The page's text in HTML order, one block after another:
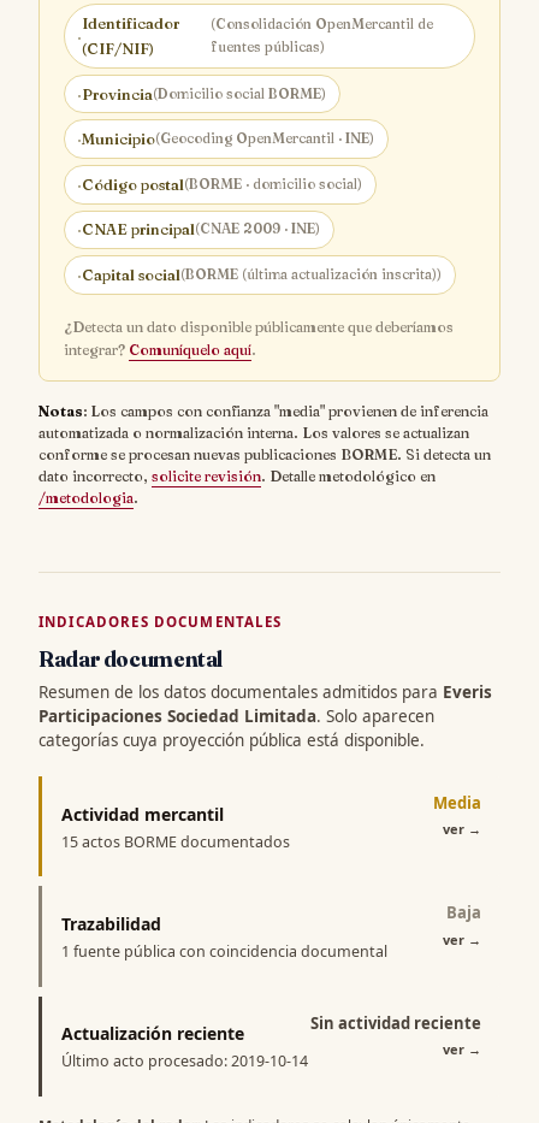
·
Identificador
(CIF/NIF)
(Consolidación OpenMercantil de
fuentes públicas)
·Provincia(Domicilio social BORME)
·Municipio(Geocoding OpenMercantil · INE)
·Código postal(BORME · domicilio social)
·CNAE principal(CNAE 2009 · INE)
·Capital social(BORME (última actualización inscrita))
¿Detecta un dato disponible públicamente que deberíamos
integrar? Comuníquelo aquí.
Notas: Los campos con confianza "media" provienen de inferencia
automatizada o normalización interna. Los valores se actualizan
conforme se procesan nuevas publicaciones BORME. Si detecta un
dato incorrecto, solicite revisión. Detalle metodológico en
/metodologia.
INDICADORES DOCUMENTALES
Radar documental
Resumen de los datos documentales admitidos para Everis
Participaciones Sociedad Limitada. Solo aparecen
categorías cuya proyección pública está disponible.
Actividad mercantil
15 actos BORME documentados
Media
ver →
Trazabilidad
1 fuente pública con coincidencia documental
Baja
ver →
Actualización reciente
Último acto procesado: 2019-10-14
Sin actividad reciente
ver →